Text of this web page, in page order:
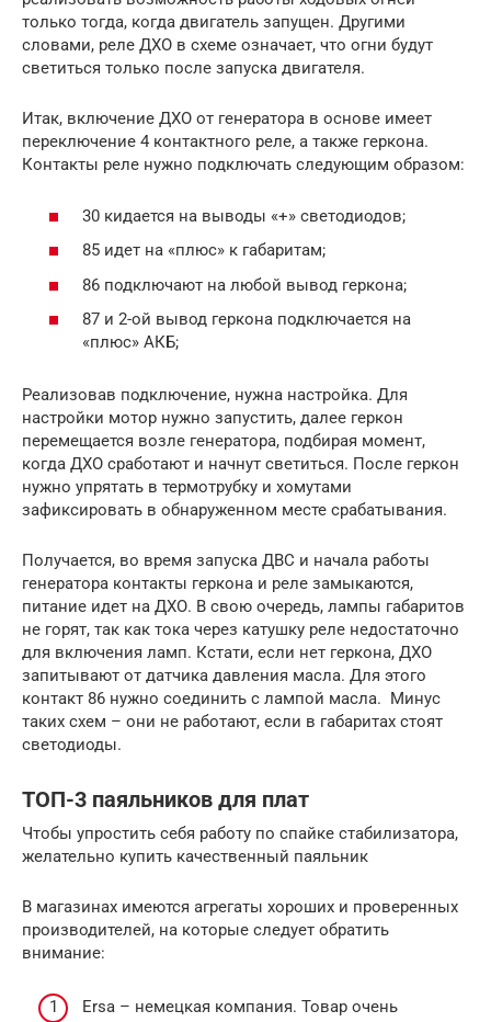
только тогда, когда двигатель запущен. Другими
словами, реле ДХО в схеме означает, что огни будут
светиться только после запуска двигателя.
Итак, включение ДХО от генератора в основе имеет
переключение 4 контактного реле, а также геркона.
Контакты реле нужно подключать следующим образом:
30 кидается на выводы «+» светодиодов;
85 идет на «плюс» к габаритам;
86 подключают на любой вывод геркона;
87 и 2-ой вывод геркона подключается на
«плюс» АКБ;
Реализовав подключение, нужна настройка. Для
настройки мотор нужно запустить, далее геркон
перемещается возле генератора, подбирая момент,
когда ДХО сработают и начнут светиться. После геркон
нужно упрятать в термотрубку и хомутами
зафиксировать в обнаруженном месте срабатывания.
Получается, во время запуска ДВС и начала работы
генератора контакты геркона и реле замыкаются,
питание идет на ДХО. В свою очередь, лампы габаритов
не горят, так как тока через катушку реле недостаточно
для включения ламп. Кстати, если нет геркона, ДХО
запитывают от датчика давления масла. Для этого
контакт 86 нужно соединить с лампой масла. Минус
таких схем – они не работают, если в габаритах стоят
светодиоды.
ТОП-3 паяльников для плат
Чтобы упростить себя работу по спайке стабилизатора,
желательно купить качественный паяльник
В магазинах имеются агрегаты хороших и проверенных
производителей, на которые следует обратить
внимание:
Ersa – немецкая компания. Товар очень